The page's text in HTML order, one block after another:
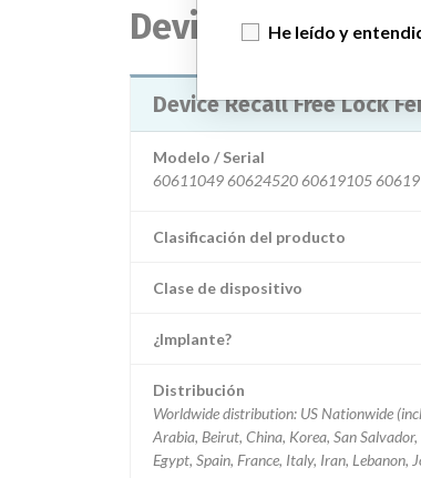
Device
Device Recall Free Lock
Modelo / Serial
Clasificación del producto
Clase de dispositivo
¿Implante?
Distribución
Worldwide distribution: US Nationwide
Arabia, Beirut, China, Korea, San
Egypt, Spain, France, Italy, Iran, Lebanon,
He leído y